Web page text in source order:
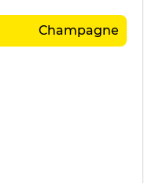
Champagne